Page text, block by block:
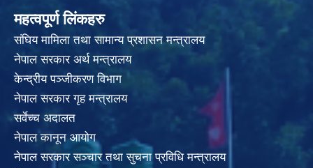
महत्वपूर्ण लिंकहरु
संघिय मामिला तथा सामान्य प्रशासन मन्त्रालय
नेपाल सरकार अर्थ मन्त्रालय
केन्द्रीय पञ्जीकरण विभाग
नेपाल सरकार गृह मन्त्रालय
सर्वेच्च अदालत
नेपाल कानून आयोग
नेपाल सरकार सञ्चार तथा सुचना प्रविधि मन्त्रालय